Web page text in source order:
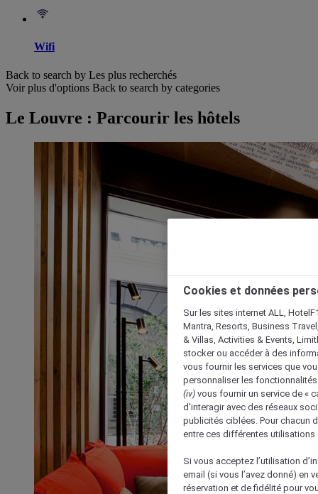
Wifi
Back to search by Les plus recherchés
Voir plus d'options Back to search by categories
Le Louvre : Parcourir les hôtels
Cookies et données
Sur les sites internet ALL,
Mantra, Resorts, Business
& Villas, Activities & Events,
stocker ou accéder à des
vous fournir les services que
personnaliser les
(iv) vous fournir un service de «
d'interagir avec des réseaux
publicités ciblées. Pour chacun
entre ces différentes utilisations
Si vous acceptez l’utilisation
email (si vous l’avez donné) en
réservation et de fidélité pour